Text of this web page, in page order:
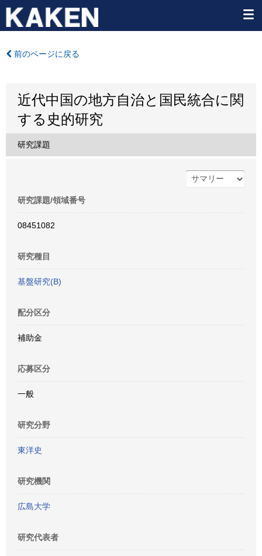
前のページに戻る
近代中国の地方自治と国民統合に関
する史的研究
研究課題
研究課題/領域番号
08451082
研究種目
基盤研究(B)
配分区分
補助金
応募区分
一般
研究分野
東洋史
研究機関
広島大学
研究代表者